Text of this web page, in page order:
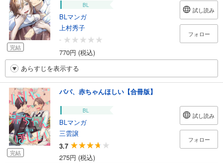
完結
BL
BLマンガ
上村秀子
-
770円 (税込)
試し読み
フォロー
あらすじを表示する
完結
パパ、赤ちゃんほしい【合冊版】
BL
BLマンガ
三雲譲
3.7
275円 (税込)
試し読み
フォロー